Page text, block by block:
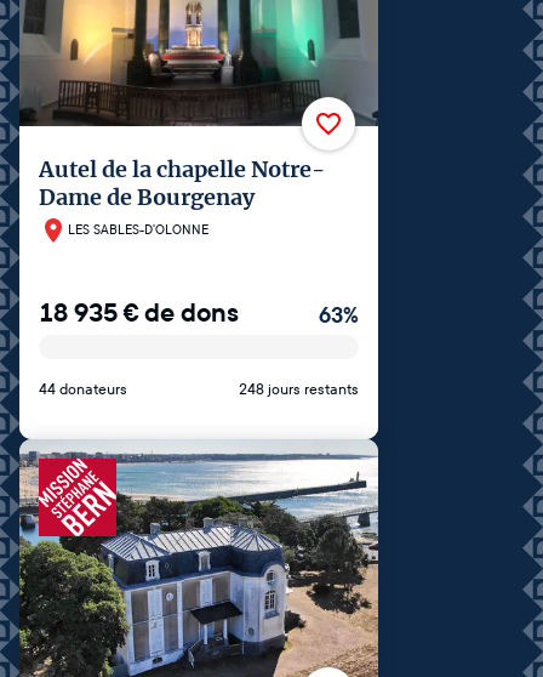
Autel de la chapelle Notre-
Dame de Bourgenay
LES SABLES-D'OLONNE
18 935€de dons 63%
44 donateurs 248 jours restants